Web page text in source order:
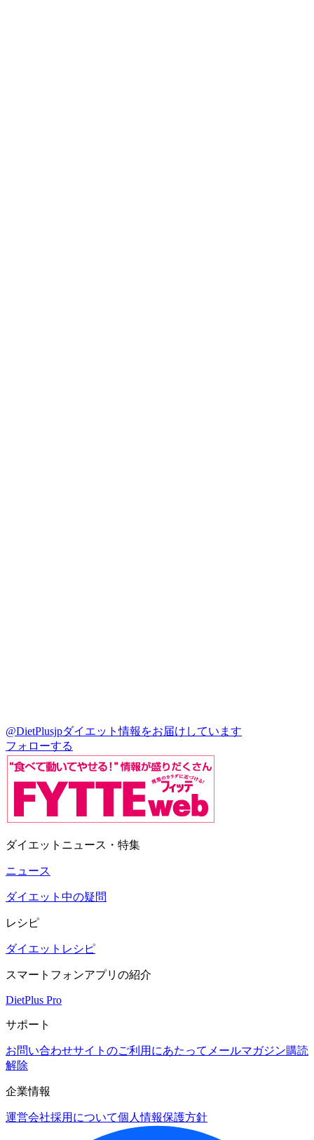
@DietPlusjpダイエット情報をお届けしています
フォローする
ダイエットニュース・特集
ニュース
ダイエット中の疑問
レシピ
ダイエットレシピ
スマートフォンアプリの紹介
DietPlus Pro
サポート
お問い合わせサイトのご利用にあたって メールマガジン購読
解除
企業情報
運営会社採用について個人情報保護方針